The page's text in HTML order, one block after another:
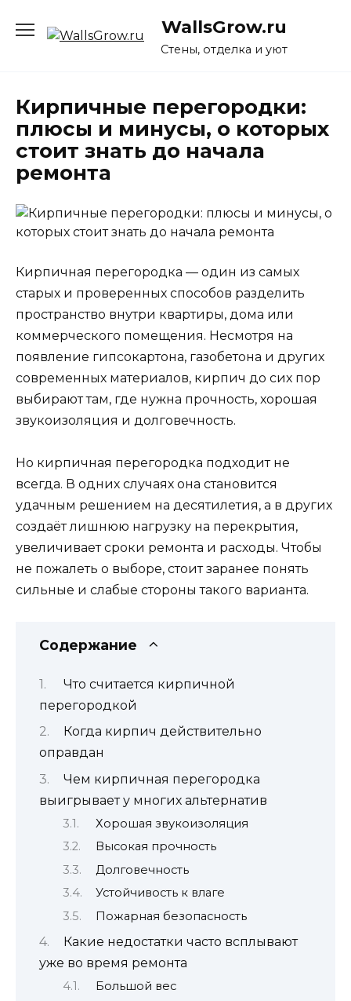
содержанию
WallsGrow.ru
Стены, отделка и уют
Кирпичные перегородки:
плюсы и минусы, о которых
стоит знать до начала
ремонта
Кирпичная перегородка — один из самых
старых и проверенных способов разделить
пространство внутри квартиры, дома или
коммерческого помещения. Несмотря на
появление гипсокартона, газобетона и других
современных материалов, кирпич до сих пор
выбирают там, где нужна прочность, хорошая
звукоизоляция и долговечность.
Но кирпичная перегородка подходит не
всегда. В одних случаях она становится
удачным решением на десятилетия, а в других
создаёт лишнюю нагрузку на перекрытия,
увеличивает сроки ремонта и расходы. Чтобы
не пожалеть о выборе, стоит заранее понять
сильные и слабые стороны такого варианта.
Содержание
Что считается кирпичной
перегородкой
Когда кирпич действительно
оправдан
Чем кирпичная перегородка
выигрывает у многих альтернатив
Хорошая звукоизоляция
Высокая прочность
Долговечность
Устойчивость к влаге
Пожарная безопасность
Какие недостатки часто всплывают
уже во время ремонта
Большой вес